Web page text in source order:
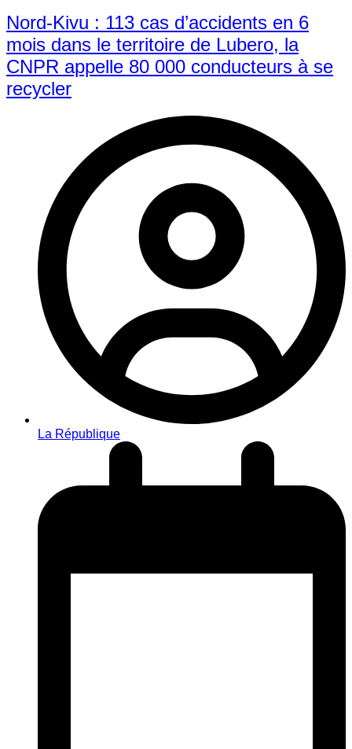
Nord-Kivu : 113 cas d’accidents en 6
mois dans le territoire de Lubero, la
CNPR appelle 80 000 conducteurs à se
recycler
La République